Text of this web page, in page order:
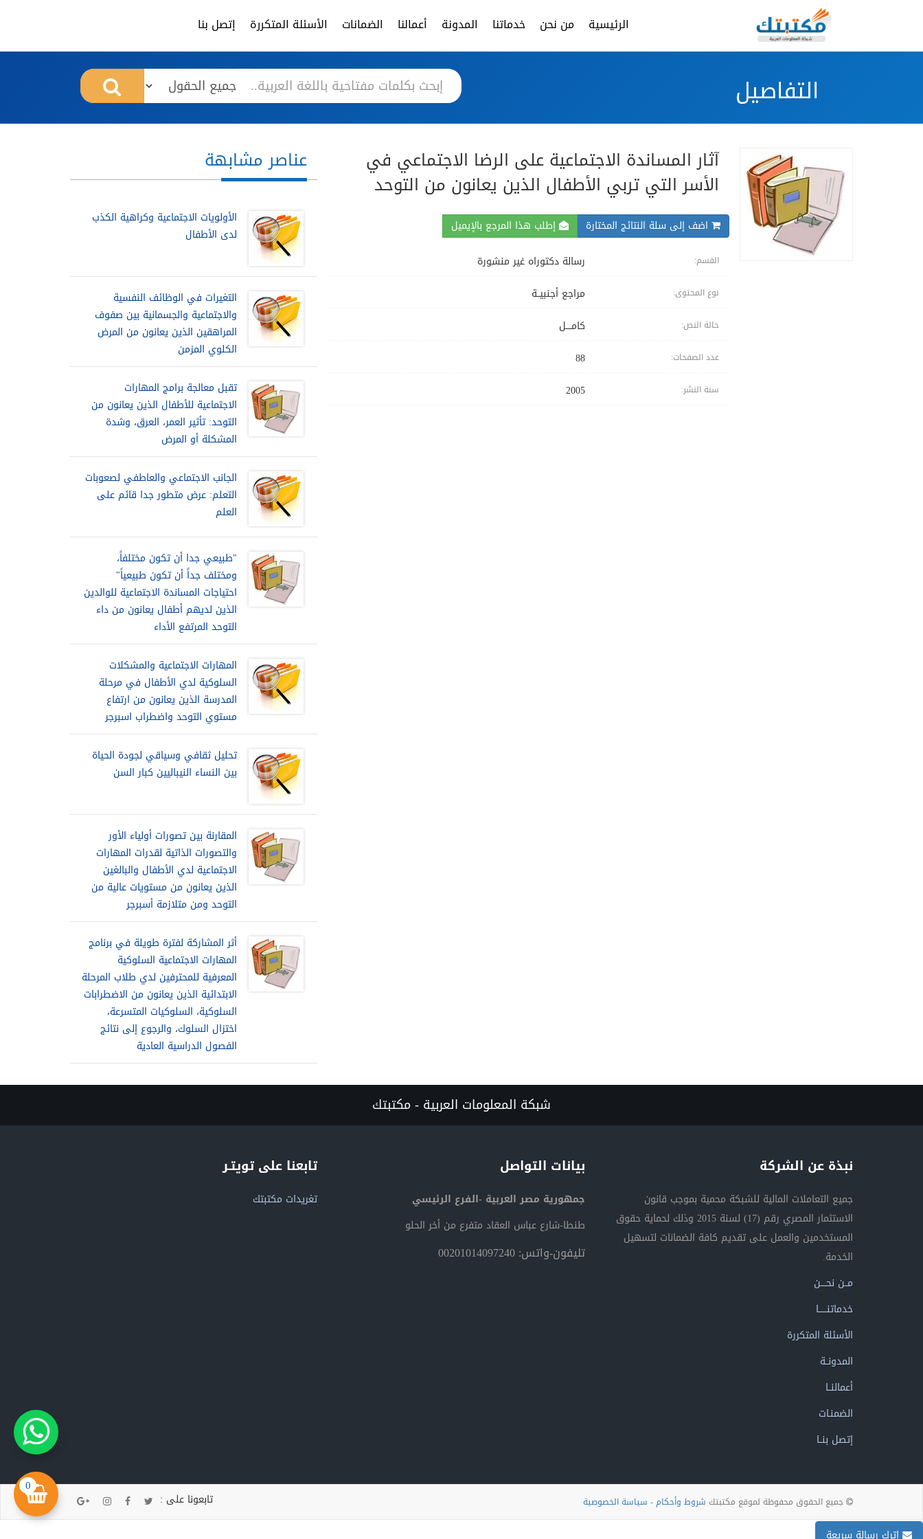
الرئيسية من نحن خدماتنا المدونة أعمالنا الضمانات الأسئلة المتكررة إتصل بنا
التفاصيل
آثار المساندة الاجتماعية على الرضا الاجتماعي في
الأسر التي تربي الأطفال الذين يعانون من التوحد
اضف إلى سلة النتائج المختارة إطلب هذا المرجع بالإيميل
القسم: رسالة دكتوراه غير منشورة
نوع المحتوى: مراجع أجنبيــة
حالة النص: كامــــل
عدد الصفحات: 88
سنة النشر: 2005
عناصر مشابهة
الأولويات الاجتماعية وكراهية الكذب
لدى الأطفال
التغيرات في الوظائف النفسية
والاجتماعية والجسمانية بين صفوف
المراهقين الذين يعانون من المرض
الكلوي المزمن
تقبل معالجة برامج المهارات
الاجتماعية للأطفال الذين يعانون من
التوحد: تأثير العمر، العرق، وشدة
المشكلة أو المرض
الجانب الاجتماعي والعاطفي لصعوبات
التعلم: عرض متطور جدا قائم على
العلم
"طبيعي جدا أن تكون مختلفاً،
ومختلف جداً أن تكون طبيعياً"
احتياجات المساندة الاجتماعية للوالدين
الذين لديهم أطفال يعانون من داء
التوحد المرتفع الأداء
المهارات الاجتماعية والمشكلات
السلوكية لدي الأطفال في مرحلة
المدرسة الذين يعانون من ارتفاع
مستوي التوحد واضطراب اسبرجر
تحليل ثقافي وسياقي لجودة الحياة
بين النساء النيباليين كبار السن
المقارنة بين تصورات أولياء الأور
والتصورات الذاتية لقدرات المهارات
الاجتماعية لدي الأطفال والبالغين
الذين يعانون من مستويات عالية من
التوحد ومن متلازمة أسبرجر
أثر المشاركة لفترة طويلة في برنامج
المهارات الاجتماعية السلوكية
المعرفية للمحترفين لدي طلاب المرحلة
الابتدائية الذين يعانون من الاضطرابات
السلوكية، السلوكيات المتسرعة،
اختزال السلوك، والرجوع إلى نتائج
الفصول الدراسية العادية
0
شبكة المعلومات العربية - مكتبتك
نبذة عن الشركة
جميع التعاملات المالية للشبكة محمية بموجب قانون
الاستثمار المصري رقم (17) لسنة 2015 وذلك لحماية حقوق
المستخدمين والعمل على تقديم كافة الضمانات لتسهيل
الخدمة.
مــن نحــــن
خدماتنــــــا
الأسئلة المتكررة
المدونــة
أعمالنــا
الضمنـات
إتصل بنــا
بيانات التواصل
جمهورية مصر العربية -الفرع الرئيسي
طنطا-شارع عباس العقاد متفرع من أخر الحلو
تليفون-واتس: 00201014097240
تابعنا على تويتـر
تغريدات مكتبتك
جميع الحقوق محفوظة لموقع مكتبتك شروط وأحكام- سياسة الخصوصية
تابعونا على :
إترك رسالة سريعة